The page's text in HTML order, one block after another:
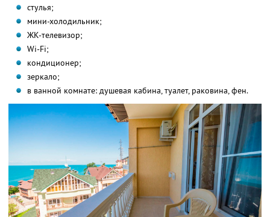
стулья;
мини-холодильник;
ЖК-телевизор;
Wi-Fi;
кондиционер;
зеркало;
в ванной комнате: душевая кабина, туалет, раковина, фен.